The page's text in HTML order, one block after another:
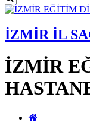
İZMİR İL
İZMİR